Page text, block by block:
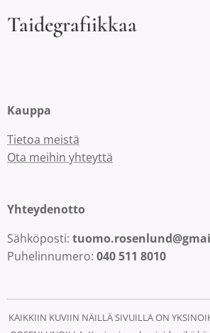
Taidegrafiikkaa
Kauppa
Tietoa meistä
Ota meihin yhteyttä
Yhteydenotto
Sähköposti:
Puhelinnumero: 040 511 8010
KAIKKIIN KUVIIN NÄILLÄ SIVUILLA ON